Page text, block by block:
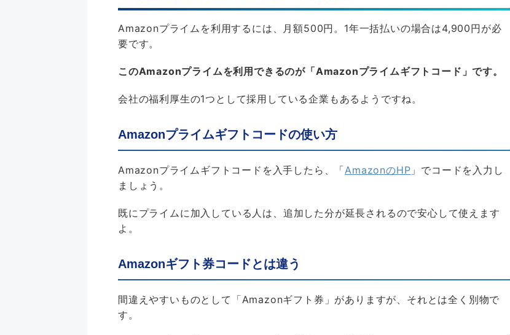
Amazonプライムを利用するには、月額500円。1年一括払いの場合は4,900円が必
要です。
このAmazonプライムを利用できるのが「Amazonプライムギフトコード」です。
会社の福利厚生の1つとして採用している企業もあるようですね。
Amazonプライムギフトコードの使い方
Amazonプライムギフトコードを入手したら、「AmazonのHP 」でコードを入力し
ましょう。
既にプライムに加入している人は、追加した分が延長されるので安心して使えます
よ。
Amazonギフト券コードとは違う
間違えやすいものとして「Amazonギフト券」がありますが、それとは全く別物で
す。